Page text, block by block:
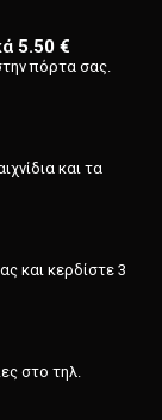
5.50 €
πόρτα σας.
και τα
και κερδίστε 3
στο τηλ.